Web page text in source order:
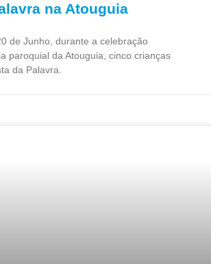
na Atouguia
de Junho, durante a celebração
paroquial da Atouguia, cinco crianças
da Palavra.